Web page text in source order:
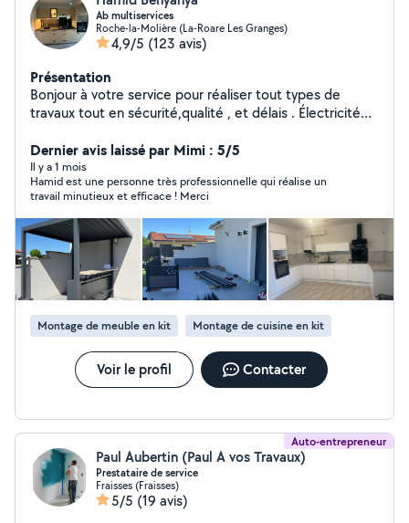
Ab multiservices
Roche-la-Molière (La-Roare Les Granges)
4,9/5 (123 avis)
Présentation
Bonjour à votre service pour réaliser tout types de
travaux tout en sécurité,qualité , et délais . Électricité
neuf. Volet roulant ( manuel, ou électrique ) Serrurier.
(urgence, changement,etc) Plomberie
(urgences,sanitaire bouché) Montage de
meuble(chambre ,cuisine équipée ,table) Tringlerie
(rideaux ,étagère ..) Électroménager lave linge, sèche
linge ( dépannage,petit ou gros) Nettoyages :canapé.
Tonte pelouse , arbuste. Déménagement.
Désencombrement vide cave ,garage. Débarrasse tout
électroménager . Pose parquet flottant,bois, ou
stratifié. Livraison dans toute la France !!! Panne diverses
urgente .
Dernier avis laissé par Mimi : 5/5
Il y a 1 mois
Hamid est une personne très professionnelle qui réalise un
travail minutieux et efficace ! Merci
Montage de meuble en kit Montage de cuisine en kit
Voir le profil Contacter
Auto-entrepreneur
Paul Aubertin (Paul A vos Travaux)
Prestataire de service
Fraisses (Fraisses)
5/5 (19 avis)